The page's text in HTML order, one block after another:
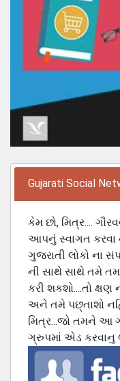
Gujarati Social
કેમ છો, મિત્ર....
આપનું સ્વાગત
ગુજરાતી લોકો ના
ની સાથે સાથે તમે
કરી શકશો....તો
અને તમે પછ્તાશો
મિત્ર...જો તમને આ
ગ્રુપમાં એડ કરવાનુ